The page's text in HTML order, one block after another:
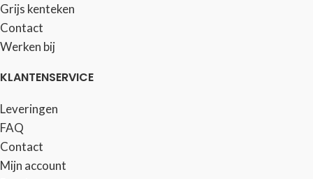
Grijs kenteken
Contact
Werken bij
KLANTENSERVICE
Leveringen
FAQ
Contact
Mijn account